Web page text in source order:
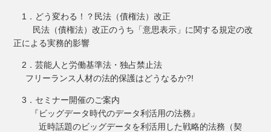
1．どう変わる！？民法（債権法）改正
民法（債権法）改正のうち「意思表示」に関する規定の改
正による実務的影響
2．芸能人と労働基準法・独占禁止法
フリーランス人材の法的保護はどうなるか?!
3．セミナー開催のご案内
『ビッグデータ時代のデータ利活用の法務』
近時話題のビッグデータを利活用した戦略的法務（契